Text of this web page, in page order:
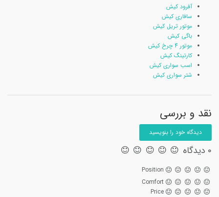
آفرود کیش
سافاری کیش
موتور تریل کیش
باگی کیش
موتور 4 چرخ کیش
کارتینگ کیش
اسب سواری کیش
شتر سواری کیش
نقد و بررسی
دیدگاه خود را بنویسید
0 دیدگاه
Position
Comfort
Price